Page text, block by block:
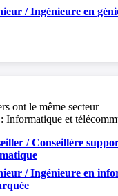
/ Ingénieure en
ont le même secteur
Informatique et
/ Conseillère
/ Ingénieure en